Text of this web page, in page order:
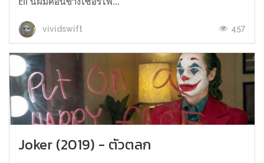
vividswift 457
Joker (2019) - ตัวตลก